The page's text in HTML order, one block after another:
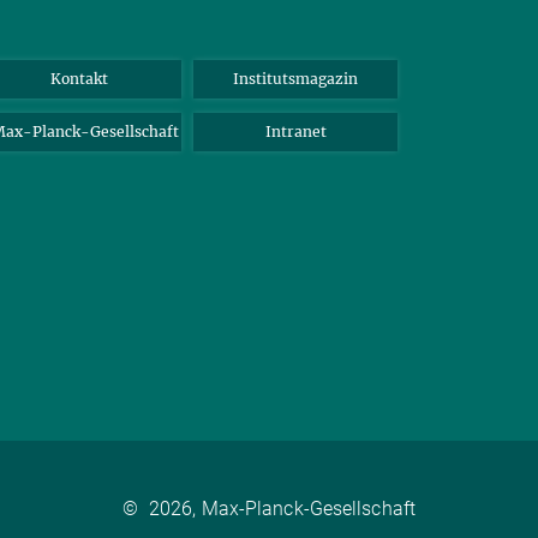
Kontakt Institutsmagazin
Planck-Gesellschaft Intranet
© 2026, Max-Planck-Gesellschaft